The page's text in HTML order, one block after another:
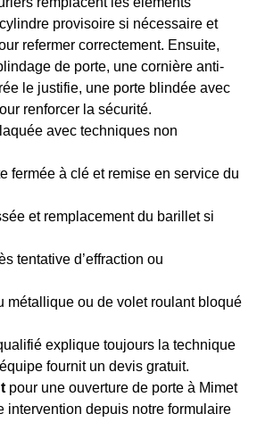
provisoire si nécessaire et
refermer correctement. Ensuite,
de porte, une cornière anti-
le justifie, une porte blindée avec
renforcer la sécurité.
avec techniques non
fermée à clé et remise en service du
et remplacement du barillet si
tentative d’effraction ou
métallique ou de volet roulant bloqué
explique toujours la technique
fournit un devis gratuit.
pour une ouverture de porte à Mimet
intervention depuis notre formulaire